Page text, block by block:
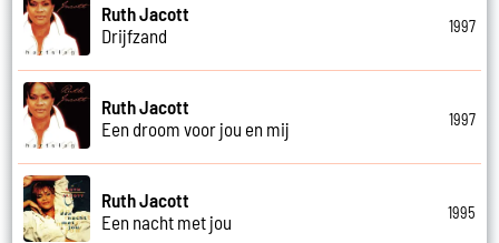
Ruth Jacott
Drijfzand
1997
Ruth Jacott
Een droom voor jou en mij
1997
Ruth Jacott
Een nacht met jou
1995